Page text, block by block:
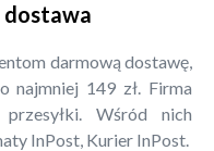
dostawa
darmową dostawę,
najmniej 149 zł. Firma
Wśród nich
InPost, Kurier InPost.